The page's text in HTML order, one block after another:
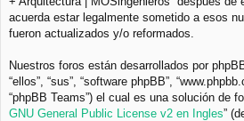
acuerda estar legalmente sometido a esos
fueron actualizados y/o reformados.
Nuestros foros están desarrollados por
“ellos”, “sus”, “software phpBB”,
“phpBB Teams”) el cual es una solución de
GNU General Public License v2 en Ingles”